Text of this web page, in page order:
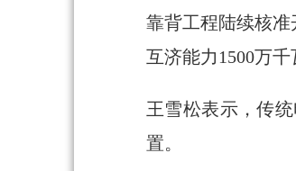
靠背工程陆续核
互济能力1500万千
王雪松表示，传
置。